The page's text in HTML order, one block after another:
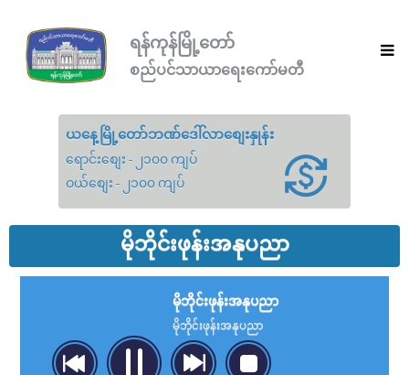
ရန်ကုန်မြို့တော်
စည်ပင်သာယာရေးကော်မတီ
ယနေ့မြို့တော်ဘဏ်ဒေါ်လာစျေးနှုန်း
ရောင်းစျေး - ၂၁၀၀ ကျပ်
ဝယ်စျေး - ၂၁၀၀ ကျပ်
မိုဘိုင်းဖုန်းအနုပညာ
မိုဘိုင်းဖုန်းအနုပညာ
မိုဘိုင်းဖုန်းအနုပညာ